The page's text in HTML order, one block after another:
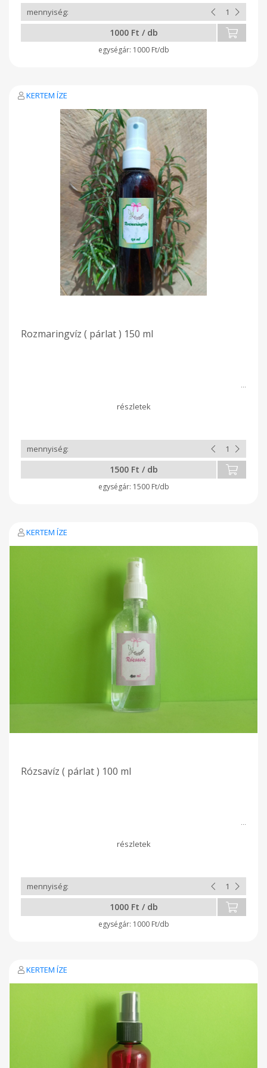
hogy elkerülhető a kellemetlen reflux esetleg hányás. Mit
mondanak ügyfeleink: “A reggelizőasztalunkon mindig van egy
üveg NORSAN, és mindenki vesz egy evőkanállal.” 1. számú
1000 Ft / db
1000 Ft/db
KERTEM ÍZE
Rozmaringvíz ( párlat ) 150 ml
1500 Ft / db
1500 Ft/db
KERTEM ÍZE
Rózsavíz ( párlat ) 100 ml
1000 Ft / db
1000 Ft/db
KERTEM ÍZE